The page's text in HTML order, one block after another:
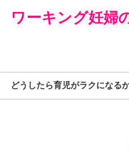
ワーキング妊婦
どうしたら育児がラクになる